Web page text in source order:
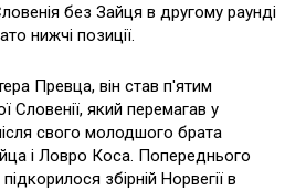
без Зайця в другому раунді
нижчі позиції.
Превца, він став п'ятим
Словенії, який перемагав у
свого молодшого брата
і Ловро Коса. Попереднього
збірній Норвегії в